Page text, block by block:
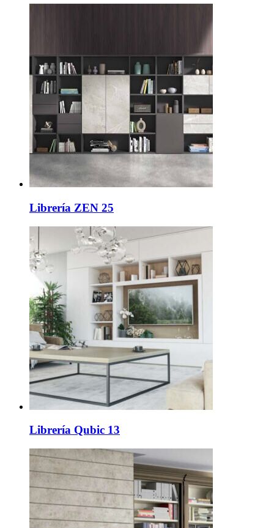
Librería ZEN 25
Librería Qubic 13